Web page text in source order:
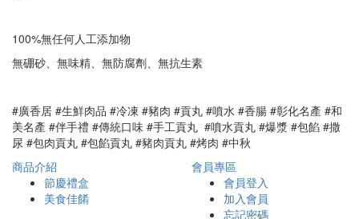
100%無任何人工添加物
無硼砂、無味精、無防腐劑、無抗生素
#廣香居 #生鮮肉品 #冷凍 #豬肉 #貢丸 #噴水 #香腸 #彰化名產 #和
美名產 #伴手禮 #傳統口味 #手工貢丸 #噴水貢丸 #爆漿 #包餡 #撒
尿 #包肉貢丸 #包餡貢丸 #豬肉貢丸 #烤肉 #中秋
商品介紹
節慶禮盒
美食佳餚
會員專區
會員登入
加入會員
忘記密碼